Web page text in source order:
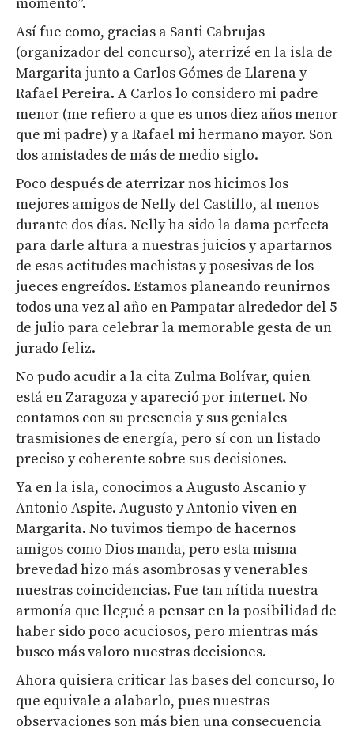
momento”.
Así fue como, gracias a Santi Cabrujas
(organizador del concurso), aterrizé en la isla de
Margarita junto a Carlos Gómes de Llarena y
Rafael Pereira. A Carlos lo considero mi padre
menor (me refiero a que es unos diez años menor
que mi padre) y a Rafael mi hermano mayor. Son
dos amistades de más de medio siglo.
Poco después de aterrizar nos hicimos los
mejores amigos de Nelly del Castillo, al menos
durante dos días. Nelly ha sido la dama perfecta
para darle altura a nuestras juicios y apartarnos
de esas actitudes machistas y posesivas de los
jueces engreídos. Estamos planeando reunirnos
todos una vez al año en Pampatar alrededor del 5
de julio para celebrar la memorable gesta de un
jurado feliz.
No pudo acudir a la cita Zulma Bolívar, quien
está en Zaragoza y apareció por internet. No
contamos con su presencia y sus geniales
trasmisiones de energía, pero sí con un listado
preciso y coherente sobre sus decisiones.
Ya en la isla, conocimos a Augusto Ascanio y
Antonio Aspite. Augusto y Antonio viven en
Margarita. No tuvimos tiempo de hacernos
amigos como Dios manda, pero esta misma
brevedad hizo más asombrosas y venerables
nuestras coincidencias. Fue tan nítida nuestra
armonía que llegué a pensar en la posibilidad de
haber sido poco acuciosos, pero mientras más
busco más valoro nuestras decisiones.
Ahora quisiera criticar las bases del concurso, lo
que equivale a alabarlo, pues nuestras
observaciones son más bien una consecuencia